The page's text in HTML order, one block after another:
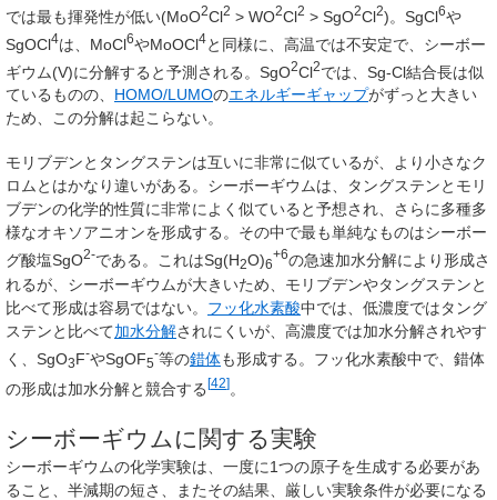
では最も揮発性が低い(MoO2Cl2 > WO2Cl2 > SgO2Cl2)。SgCl6や
SgOCl4は、MoCl6やMoOCl4と同様に、高温では不安定で、シーボー
ギウム(V)に分解すると予測される。SgO2Cl2では、Sg-Cl結合長は似
ているものの、 HOMO/LUMOのエネルギーギャップがずっと大きい
ため、この分解は起こらない。
モリブデンとタングステンは互いに非常に似ているが、より小さなク
ロムとはかなり違いがある。シーボーギウムは、タングステンとモリ
ブデンの化学的性質に非常によく似ていると予想され、さらに多種多
様なオキソアニオンを形成する。その中で最も単純なものはシーボー
グ酸塩SgO2-である。これはSg(H2O)6
+6の急速加水分解により形成さ
れるが、シーボーギウムが大きいため、モリブデンやタングステンと
比べて形成は容易ではない。 フッ化水素酸中では、低濃度ではタング
ステンと比べて加水分解されにくいが、高濃度では加水分解されやす
く、SgO3F-やSgOF5
-等の錯体も形成する。フッ化水素酸中で、錯体
の形成は加水分解と競合する[42]。
シーボーギウムに関する実験
シーボーギウムの化学実験は、一度に1つの原子を生成する必要があ
ること、半減期の短さ、またその結果、厳しい実験条件が必要になる